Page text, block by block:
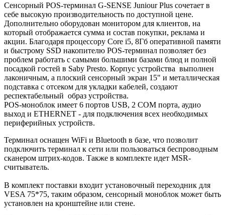
Сенсорный POS-терминал G-SENSE Juniour Plus сочетает в
себе высокую производительность по доступной цене.
Дополнительно оборудован монитором для клиентов, на
который отображается сумма и состав покупки, реклама и
акции. Благодаря процессору Core i5, 8Гб оперативной памяти
и быстрому SSD накопителю POS-терминал позволяет без
проблем работать с самыми большими базами блюд и полной
посадкой гостей в Saby Presto. Корпус устройства выполнен
лаконичным, а плоский сенсорный экран 15" и металлическая
подставка с отсеком для укладки кабелей, создают
респектабельный образ устройства.
POS-моноблок имеет 6 портов USB, 2 COM порта, аудио
выход и ETHERNET - для подключения всех необходимых
периферийных устройств.
Терминал оснащен WiFi и Bluetooth в базе, что позволит
подключить терминал к сети или пользоваться беспроводным
сканером штрих-кодов. Также в комплекте идет MSR-
считыватель.
В комплект поставки входит установочный переходник для
VESA 75*75, таким образом, сенсорный моноблок может быть
установлен на кронштейне или стене.